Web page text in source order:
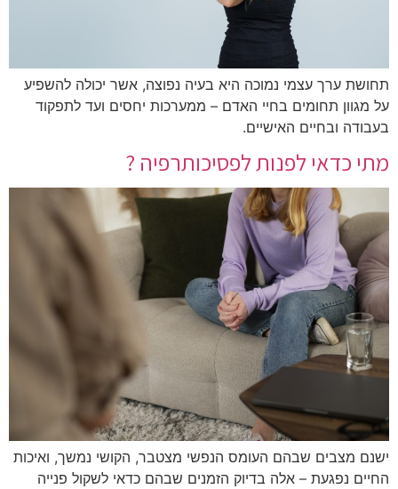
תחושת ערך עצמי נמוכה היא בעיה נפוצה, אשר יכולה להשפיע
על מגוון תחומים בחיי האדם – ממערכות יחסים ועד לתפקוד
בעבודה ובחיים האישיים.
מתי כדאי לפנות לפסיכותרפיה ?
ישנם מצבים שבהם העומס הנפשי מצטבר, הקושי נמשך, ואיכות
החיים נפגעת – אלה בדיוק הזמנים שבהם כדאי לשקול פנייה